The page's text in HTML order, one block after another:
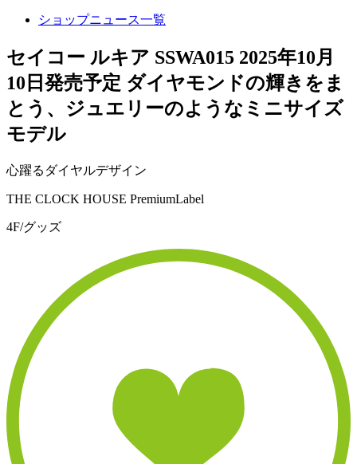
ショップニュース一覧
セイコー ルキア SSWA015 2025年10月
10日発売予定 ダイヤモンドの輝きをま
とう、ジュエリーのようなミニサイズ
モデル
心躍るダイヤルデザイン
THE CLOCK HOUSE PremiumLabel
4F/グッズ